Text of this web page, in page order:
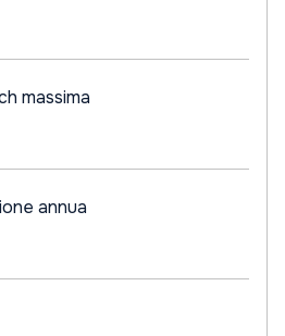
massima
annua